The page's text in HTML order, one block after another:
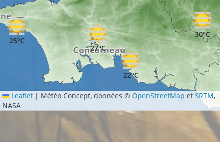
30°C
25°C
22°C
27°C
Leaflet | Météo Concept, données ©OpenStreetMap etSRTM,
NASA